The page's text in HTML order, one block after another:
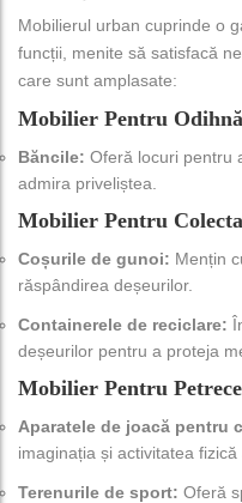
Mobilierul urban cuprinde o
funcții, menite să satisfacă
care sunt amplasate:
Mobilier Pentru
Băncile: Oferă locuri pentru
admira priveliștea.
Mobilier Pentru
Coșurile de gunoi: Mențin
răspândirea deșeurilor.
Containerele de reciclare:
deșeurilor pentru a proteja
Mobilier Pentru
Aparatele de joacă pentru
imaginația și activitatea fizică
Terenurile de sport: Oferă